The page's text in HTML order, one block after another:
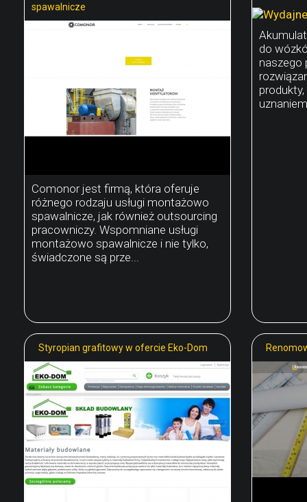
spawalnicze
Comonor jest firmą, która oferuje
różnego rodzaju usługi montażowo
spawalnicze, jak również outsourcing
pracowniczy. Wspomniane usługi
montażowo spawalnicze i nie tylko,
świadczone są prze...
do
naszego
Styropian grafitowy w ofercie Eko-Dom